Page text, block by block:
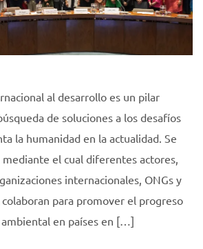
al desarrollo es un pilar
de soluciones a los desafíos
la humanidad en la actualidad. Se
el cual diferentes actores,
internacionales, ONGs y
para promover el progreso
ambiental en países en […]